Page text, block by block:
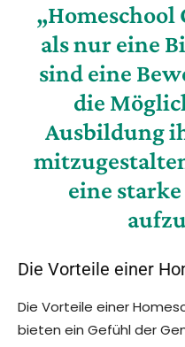
„Homeschool
als nur eine
sind eine
die
Ausbildung
eine
Die Vorteile einer
Die Vorteile einer
bieten ein Gefühl der